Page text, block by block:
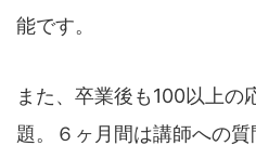
能です。
また、卒業後も100以上の
題。６ヶ月間は講師への質